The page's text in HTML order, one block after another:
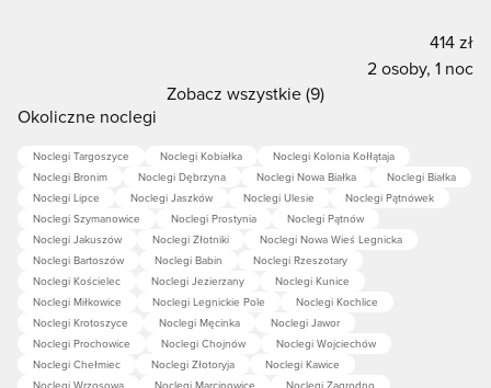
414 zł
2 osoby, 1 noc
Zobacz wszystkie (9)
Okoliczne noclegi
Noclegi Targoszyce Noclegi Kobiałka
Noclegi Kolonia Kołłątaja
Noclegi Bronim
Noclegi Dębrzyna Noclegi Nowa Białka
Noclegi Białka
Noclegi Lipce
Noclegi Jaszków Noclegi Ulesie
Noclegi Pątnówek
Noclegi Szymanowice
Noclegi Prostynia
Noclegi Pątnów
Noclegi Jakuszów
Noclegi Złotniki
Noclegi Nowa Wieś Legnicka
Noclegi Bartoszów
Noclegi Babin
Noclegi Rzeszotary
Noclegi Kościelec
Noclegi Jezierzany
Noclegi Kunice
Noclegi Miłkowice
Noclegi Legnickie Pole
Noclegi Kochlice
Noclegi Krotoszyce
Noclegi Męcinka
Noclegi Jawor
Noclegi Prochowice
Noclegi Chojnów
Noclegi Wojciechów
Noclegi Chełmiec
Noclegi Złotoryja
Noclegi Kawice
Noclegi Wrzosowa
Noclegi Marcinowice Noclegi Zagrodno